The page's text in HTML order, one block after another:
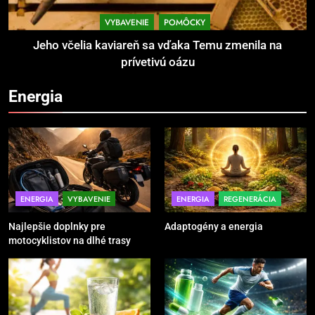
Jeho včelia kaviareň sa vďaka
Temu zmenila na prívetivú oázu
POMÔCKY VYBAVENIE
bezpečnosť na prvom mieste
POMÔCKY VYBAVENIE
4
TRX systém pre funkčný tréning
VYBAVENIE
5
Ako vybrať basketbalovú loptu a
obuv správne
VYBAVENIE POMÔCKY
Jeho včelia kaviareň sa vďaka Temu zmenila na
prívetivú oázu
Energia
ENERGIA VYBAVENIE
Najlepšie doplnky pre
motocyklistov na dlhé trasy
ENERGIA REGENERÁCIA
Adaptogény a energia